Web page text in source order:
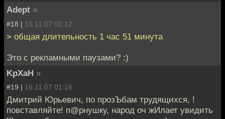
Adept »
#18 | 16.11.07 01:12
> общая длительность 1 час 51 минута
Это с рекламными паузами? :)
KpXaH »
#19 | 16.11.07 01:16
Дмитрий Юрьевич, по прозЪбам трудящихся, !
повставляйте! п@рнушку, народ оч жИлает увидить